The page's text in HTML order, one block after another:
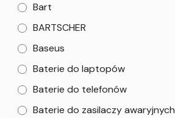
Bart
BARTSCHER
Baseus
Baterie do laptopów
Baterie do telefonów
Baterie do zasilaczy awaryjnych